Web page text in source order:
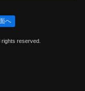
へ
reserved.